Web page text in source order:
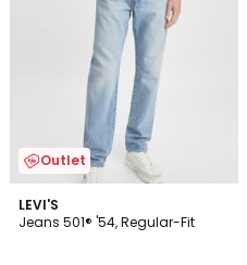
Outlet
LEVI'S
Jeans 501® '54, Regular-Fit
4,3
/ 5